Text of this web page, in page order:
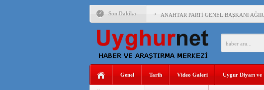
Son Dakika ANAHTAR PARTİ GENEL BAŞKANI
ÇİN’İN DOĞU TÜRKİSTAN’DAKİ
DİYANET AKADEMİSİ BAŞKANI
150 YILDIR KAYNAYAN YARAMIZ :
ÇİN’İN UYGUR POLİTİKALARINI ÖVEN
Genel Tarih Video Galeri Uygur Diyarı ve